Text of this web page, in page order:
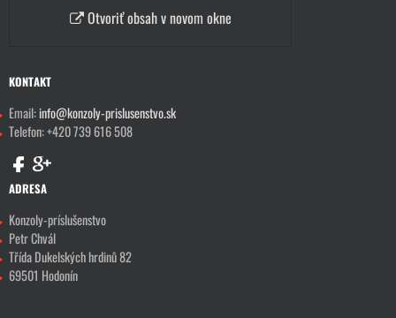
Otvoriť obsah v novom okne
KONTAKT
Email:info@konzoly-prislusenstvo.sk
Telefon: +420 739 616 508
ADRESA
Konzoly-príslušenstvo
Petr Chvál
Třída Dukelských hrdinů 82
69501 Hodonín